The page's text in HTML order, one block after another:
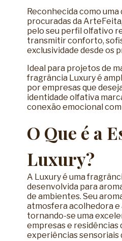
Reconhecida como
procuradas da
pelo seu perfil olfativo
transmitir conforto,
exclusividade desde os
Ideal para projetos de
fragrância Luxury é
por empresas que
identidade olfativa
conexão emocional
O Que é a
Luxury?
A Luxury é uma
desenvolvida para
de ambientes. Seu
atmosfera acolhedora e
tornando-se uma
empresas e residências
experiências sensoriais